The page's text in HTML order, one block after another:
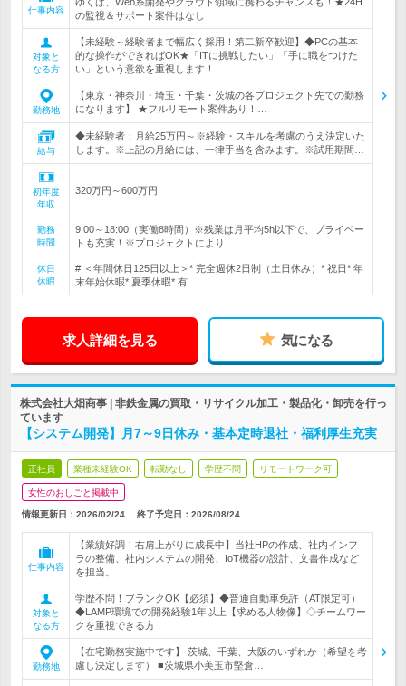
仕事内容
の監視＆サポート案件はなし
対象と
なる方
【未経験～経験者まで幅広く採用！第二新卒歓迎】◆PCの基本
的な操作ができればOK★「ITに挑戦したい」「手に職をつけた
い」という意欲を重視します！
勤務地
【東京・神奈川・埼玉・千葉・茨城の各プロジェクト先での勤務
になります】 ★フルリモート案件あり！…
給与
◆未経験者：月給25万円～※経験・スキルを考慮のうえ決定いた
します。※上記の月給には、一律手当を含みます。※試用期間…
初年度
年収
320万円～600万円
勤務
時間
9:00～18:00（実働8時間）※残業は月平均5h以下で、プライベー
トも充実！※プロジェクトにより…
休日
休暇
# ＜年間休日125日以上＞* 完全週休2日制（土日休み）* 祝日* 年
末年始休暇* 夏季休暇* 有…
求人詳細を見る 気になる
株式会社大畑商事 | 非鉄金属の買取・リサイクル加工・製品化・卸売を行っ
ています
【システム開発】月7～9日休み・基本定時退社・福利厚生充実
正社員 業種未経験OK 転勤なし 学歴不問 リモートワーク可
女性のおしごと掲載中
情報更新日：2026/02/24 終了予定日： 2026/08/24
仕事内容
【業績好調！右肩上がりに成長中】当社HPの作成、社内インフ
ラの整備、社内システムの開発、IoT機器の設計、文書作成など
を担当。
対象と
なる方
学歴不問！ブランクOK【必須】◆普通自動車免許（AT限定可）
◆LAMP環境での開発経験1年以上【求める人物像】◇チームワー
クを重視できる方
勤務地
【在宅勤務実施中です】 茨城、千葉、大阪のいずれか（希望を考
慮し決定します） ■茨城県小美玉市堅倉…